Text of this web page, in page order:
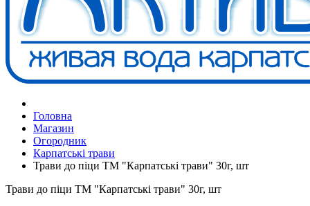
Головна
Магазин
Огородник
Карпатські трави
Трави до піци ТМ "Карпатські трави" 30г, шт
Трави до піци ТМ "Карпатські трави" 30г, шт